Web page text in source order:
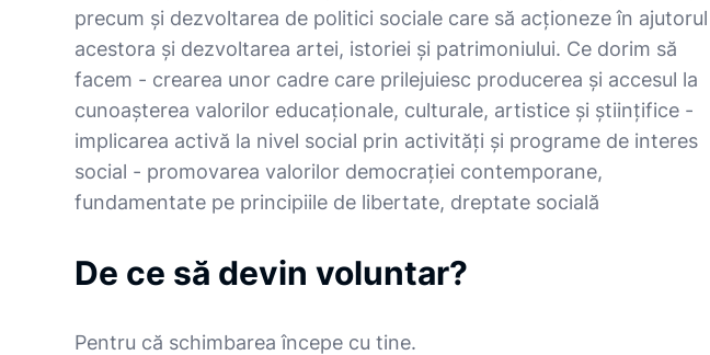
precum și dezvoltarea de politici sociale care să acționeze în ajutorul
acestora și dezvoltarea artei, istoriei și patrimoniului. Ce dorim să
facem - crearea unor cadre care prilejuiesc producerea și accesul la
cunoașterea valorilor educaționale, culturale, artistice și științifice -
implicarea activă la nivel social prin activităţi şi programe de interes
social - promovarea valorilor democraţiei contemporane,
fundamentate pe principiile de libertate, dreptate socială
De ce să devin voluntar?
Pentru că schimbarea începe cu tine.